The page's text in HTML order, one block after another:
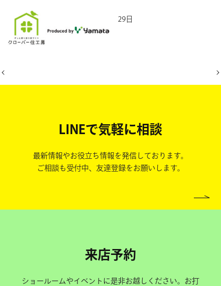
2026年6月29日
LINEで気軽に相談
最新情報やお役立ち情報を発信しております。
ご相談も受付中、友達登録をお願いします。
来店予約
ショールームやイベントに是非お越しください。お打